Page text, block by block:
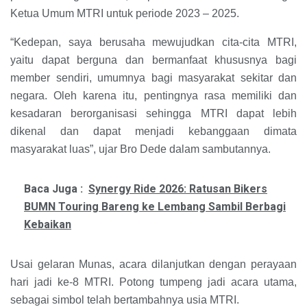
Ketua Umum MTRI untuk periode 2023 – 2025.
“Kedepan, saya berusaha mewujudkan cita-cita MTRI,
yaitu dapat berguna dan bermanfaat khususnya bagi
member sendiri, umumnya bagi masyarakat sekitar dan
negara. Oleh karena itu, pentingnya rasa memiliki dan
kesadaran berorganisasi sehingga MTRI dapat lebih
dikenal dan dapat menjadi kebanggaan dimata
masyarakat luas”, ujar Bro Dede dalam sambutannya.
Baca Juga : Synergy Ride 2026: Ratusan Bikers
BUMN Touring Bareng ke Lembang Sambil Berbagi
Kebaikan
Usai gelaran Munas, acara dilanjutkan dengan perayaan
hari jadi ke-8 MTRI. Potong tumpeng jadi acara utama,
sebagai simbol telah bertambahnya usia MTRI.